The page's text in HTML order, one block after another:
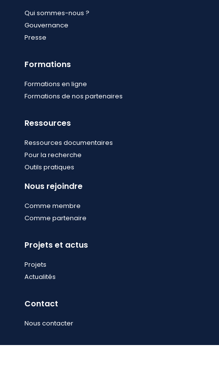
Qui sommes-nous ?
Gouvernance
Presse
Formations
Formations en ligne
Formations de nos partenaires
Ressources
Ressources documentaires
Pour la recherche
Outils pratiques
Nous rejoindre
Comme membre
Comme partenaire
Projets et actus
Projets
Actualités
Contact
Nous contacter